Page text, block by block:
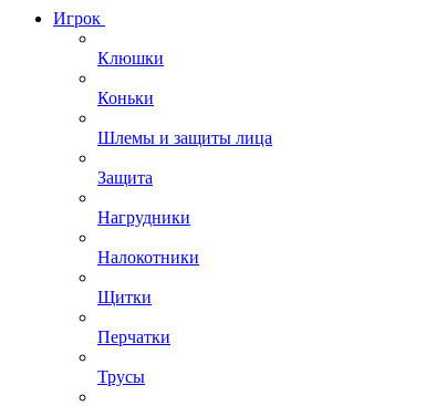
Игрок
Клюшки
Коньки
Шлемы и защиты лица
Защита
Нагрудники
Налокотники
Щитки
Перчатки
Трусы